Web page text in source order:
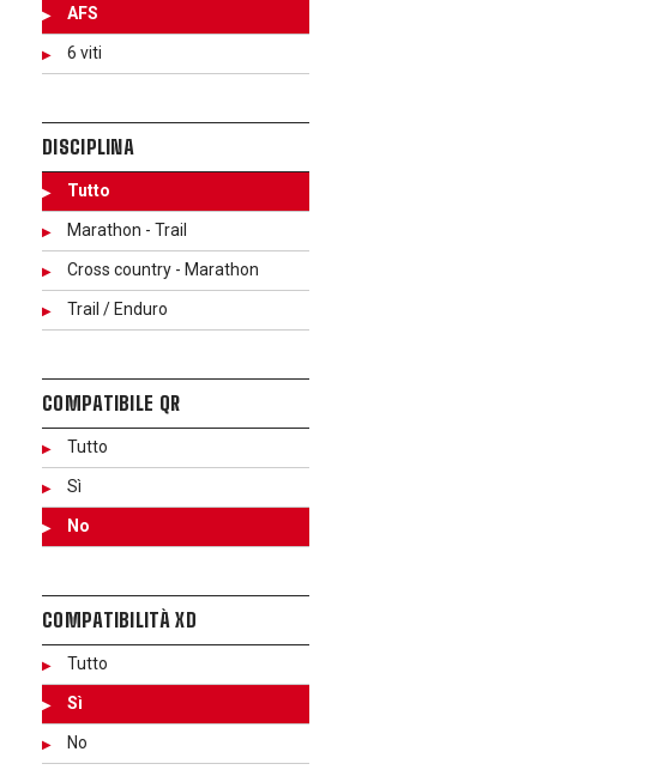
AFS
6 viti
DISCIPLINA
Tutto
Marathon - Trail
Cross country - Marathon
Trail / Enduro
COMPATIBILE QR
Tutto
Sì
No
COMPATIBILITÀ XD
Tutto
Sì
No